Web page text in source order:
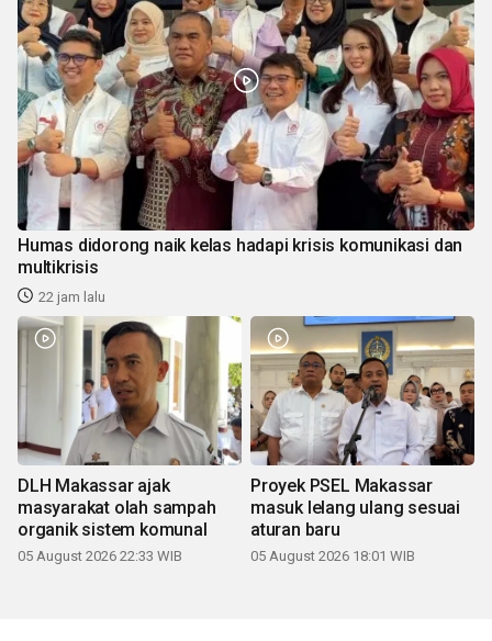
Humas didorong naik kelas hadapi krisis komunikasi dan
multikrisis
22 jam lalu
DLH Makassar ajak
masyarakat olah sampah
organik sistem komunal
05 August 2026 22:33 WIB
Proyek PSEL Makassar
masuk lelang ulang sesuai
aturan baru
05 August 2026 18:01 WIB